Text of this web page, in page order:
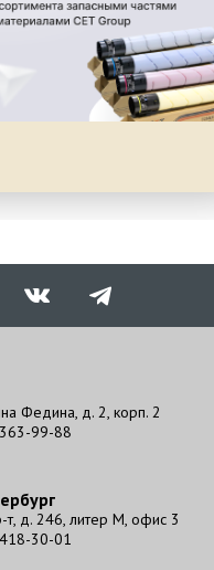
Федина, д. 2, корп. 2
99-88
т, д. 246, литер М, офис 3
30-01